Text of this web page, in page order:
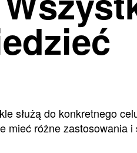
służą do konkretnego
różne zastosowania i